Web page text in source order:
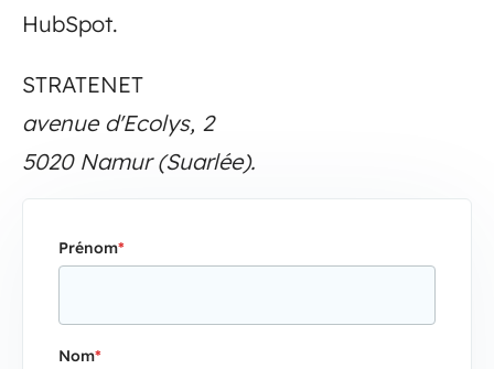
HubSpot.
STRATENET
avenue d'Ecolys, 2
5020 Namur (Suarlée).
Prénom*
Nom*